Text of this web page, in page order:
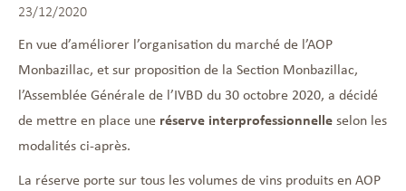
23/12/2020
En vue d’améliorer l’organisation du marché de l’AOP
Monbazillac, et sur proposition de la Section Monbazillac,
l’Assemblée Générale de l’IVBD du 30 octobre 2020, a décidé
de mettre en place une réserve interprofessionnelleselon les
modalités ci-après.
La réserve porte sur tous les volumes de vins produits en AOP